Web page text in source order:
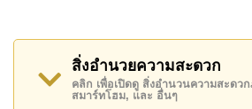
กลาง ได้แก่ สไลเดอร์, ฟิสเนส, สนาม
สถานที่สำคัญใกล้ Laguna Beach
สิ่งอำนวยความสะดวก
คลิก เพื่อเปิดดู สิ่งอำนวนความสะดว
สมาร์ทโฮม, และ อื่นๆ